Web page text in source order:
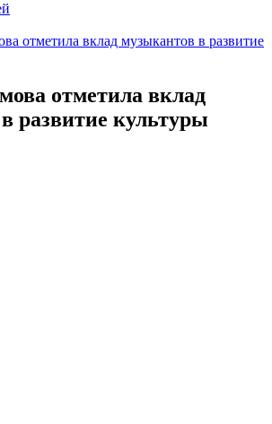
отметила вклад музыкантов в развитие
отметила вклад
развитие культуры